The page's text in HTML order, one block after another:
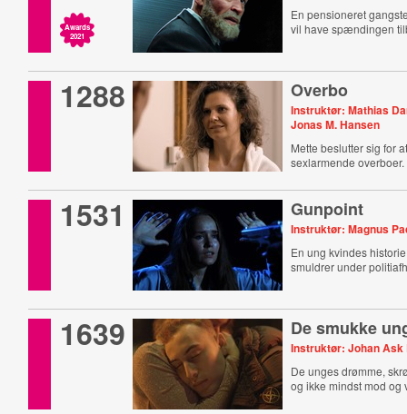
Awards
2021
En pensioneret
vil have spændingen
1288 Overbo
Instruktør: Mathias
Jonas M. Hansen
Mette beslutter sig for
sexlarmende overboer.
1531 Gunpoint
Instruktør: Magnus
En ung kvindes
smuldrer under
1639 De smukke
Instruktør: Johan Ask
De unges drømme,
og ikke mindst mod og